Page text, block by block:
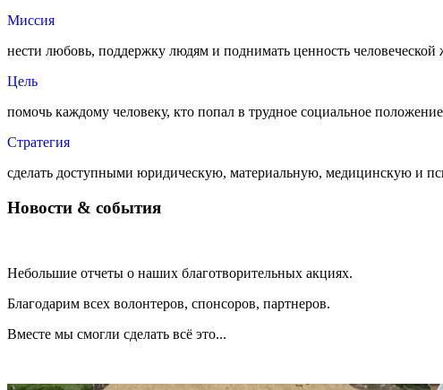
Миссия
нести любовь, поддержку людям и поднимать ценность человеческой
Цель
помочь каждому человеку, кто попал в трудное социальное
Стратегия
сделать доступными юридическую, материальную, медицинскую и
Новости & события
Небольшие отчеты о наших благотворительных акциях.
Благодарим всех волонтеров, спонсоров, партнеров.
Вместе мы смогли сделать всё это...